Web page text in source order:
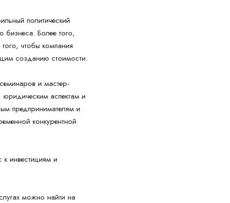
политический
бизнеса. Более того,
чтобы компания
созданию стоимости.
и мастер-
аспектам и
предпринимателям и
конкурентной
инвестициям и
можно найти на